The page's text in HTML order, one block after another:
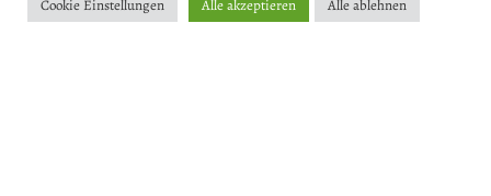
Cookie Einstellungen Alle akzeptieren Alle ablehnen